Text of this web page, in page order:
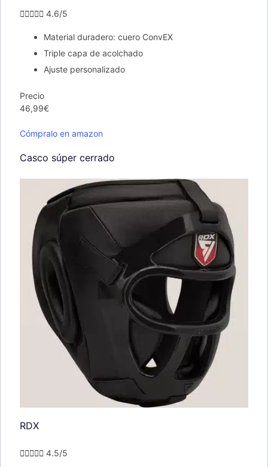
 4.6/5
Material duradero: cuero ConvEX
Triple capa de acolchado
Ajuste personalizado
Precio
46,99€
Cómpralo en amazon
Casco súper cerrado
RDX
 4.5/5